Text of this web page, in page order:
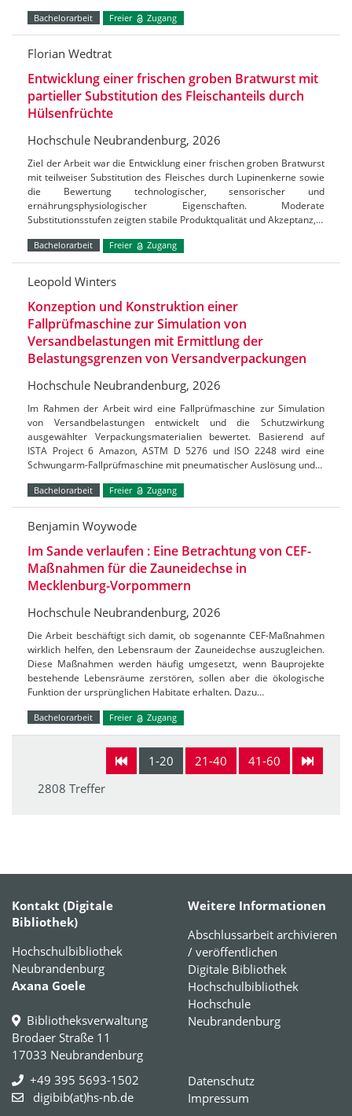
Bachelorarbeit Freier Zugang
Florian Wedtrat
Entwicklung einer frischen groben Bratwurst mit
partieller Substitution des Fleischanteils durch
Hülsenfrüchte
Hochschule Neubrandenburg, 2026
Ziel der Arbeit war die Entwicklung einer frischen groben Bratwurst
mit teilweiser Substitution des Fleisches durch Lupinenkerne sowie
die Bewertung technologischer, sensorischer und
ernährungsphysiologischer Eigenschaften. Moderate
Substitutionsstufen zeigten stabile Produktqualität und Akzeptanz,…
Bachelorarbeit Freier Zugang
Leopold Winters
Konzeption und Konstruktion einer
Fallprüfmaschine zur Simulation von
Versandbelastungen mit Ermittlung der
Belastungsgrenzen von Versandverpackungen
Hochschule Neubrandenburg, 2026
Im Rahmen der Arbeit wird eine Fallprüfmaschine zur Simulation
von Versandbelastungen entwickelt und die Schutzwirkung
ausgewählter Verpackungsmaterialien bewertet. Basierend auf
ISTA Project 6 Amazon, ASTM D 5276 und ISO 2248 wird eine
Schwungarm-Fallprüfmaschine mit pneumatischer Auslösung und…
Bachelorarbeit Freier Zugang
Benjamin Woywode
Im Sande verlaufen : Eine Betrachtung von CEF-
Maßnahmen für die Zauneidechse in
Mecklenburg-Vorpommern
Hochschule Neubrandenburg, 2026
Die Arbeit beschäftigt sich damit, ob sogenannte CEF-Maßnahmen
wirklich helfen, den Lebensraum der Zauneidechse auszugleichen.
Diese Maßnahmen werden häufig umgesetzt, wenn Bauprojekte
bestehende Lebensräume zerstören, sollen aber die ökologische
Funktion der ursprünglichen Habitate erhalten. Dazu…
Bachelorarbeit Freier Zugang
1-20 21-40
41-60
2808 Treffer
Kontakt (Digitale
Bibliothek)
Hochschulbibliothek
Neubrandenburg
Axana Goele
Bibliotheksverwaltung
Brodaer Straße 11
17033 Neubrandenburg
+49 395 5693-1502
digibib(at)hs-nb.de
Weitere Informationen
Abschlussarbeit archivieren
/ veröffentlichen
Digitale Bibliothek
Hochschulbibliothek
Hochschule
Neubrandenburg
Datenschutz
Impressum